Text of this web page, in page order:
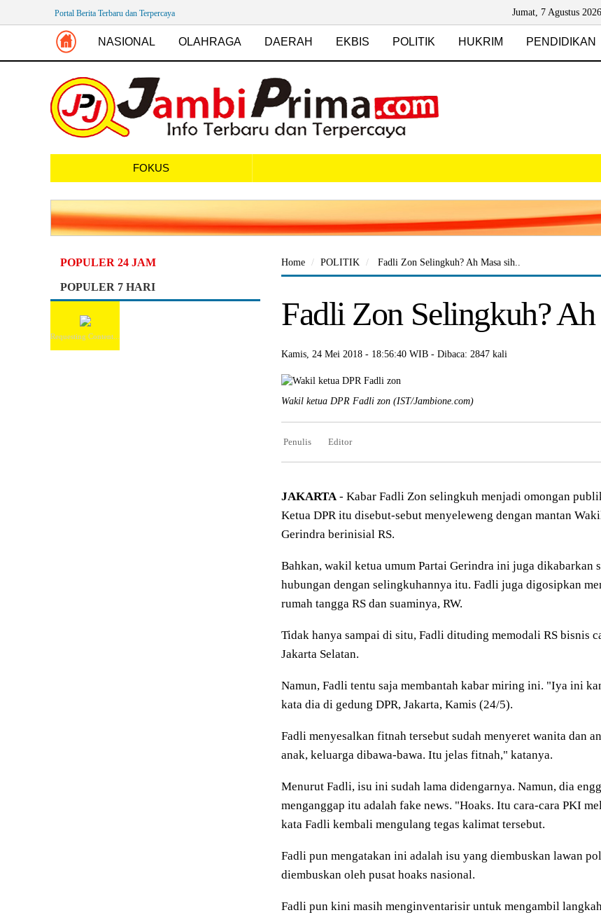
Portal Berita Terbaru dan Terpercaya Jumat, 7 Agustus 2026
NASIONAL OLAHRAGA DAERAH EKBIS POLITIK HUKRIM PENDIDIKAN
FOKUS
POPULER 24 JAM
POPULER 7 HARI
Requesting Content...
Home POLITIK Fadli Zon Selingkuh? Ah Masa sih..
Fadli Zon Selingkuh?
Kamis, 24 Mei 2018 - 18:56:40 WIB - Dibaca: 2847 kali
Wakil ketua DPR Fadli zon (IST/Jambione.com)
Penulis Editor
JAKARTA- Kabar Fadli Zon selingkuh menjadi omongan
Ketua DPR itu disebut-sebut menyeleweng dengan mantan
Gerindra berinisial RS.
Bahkan, wakil ketua umum Partai Gerindra ini juga dikabarkan
hubungan dengan selingkuhannya itu. Fadli juga digosipkan
rumah tangga RS dan suaminya, RW.
Tidak hanya sampai di situ, Fadli dituding memodali RS bisnis
Jakarta Selatan.
Namun, Fadli tentu saja membantah kabar miring ini. "Iya ini
kata dia di gedung DPR, Jakarta, Kamis (24/5).
Fadli menyesalkan fitnah tersebut sudah menyeret wanita dan
anak, keluarga dibawa-bawa. Itu jelas fitnah," katanya.
Menurut Fadli, isu ini sudah lama didengarnya. Namun, dia
menganggap itu adalah fake news. "Hoaks. Itu cara-cara PKI
kata Fadli kembali mengulang tegas kalimat tersebut.
Fadli pun mengatakan ini adalah isu yang diembuskan lawan
diembuskan oleh pusat hoaks nasional.
Fadli pun kini masih menginventarisir untuk mengambil